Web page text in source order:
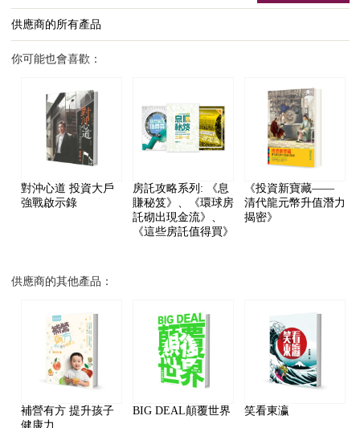
供應商的所有產品
你可能也會喜歡：
對沖心道 投資大戶
強戰啟示錄
房託攻略系列: 《息
賺秘笈》、《環球房
託砌出現金流》、
《這些房託值得買》
《投資新寶藏——
清代龍元幣升值潛力
揭密》
供應商的其他產品：
補營有方 提升孩子
健康力
BIG DEAL顛覆世界 笑看東瀛